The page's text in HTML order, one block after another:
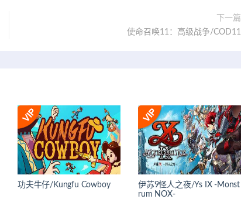
下一篇
使命召唤11：高级战争/COD11
功夫牛仔/Kungfu Cowboy
伊苏9怪人之夜/Ys IX -Monst
rum NOX-